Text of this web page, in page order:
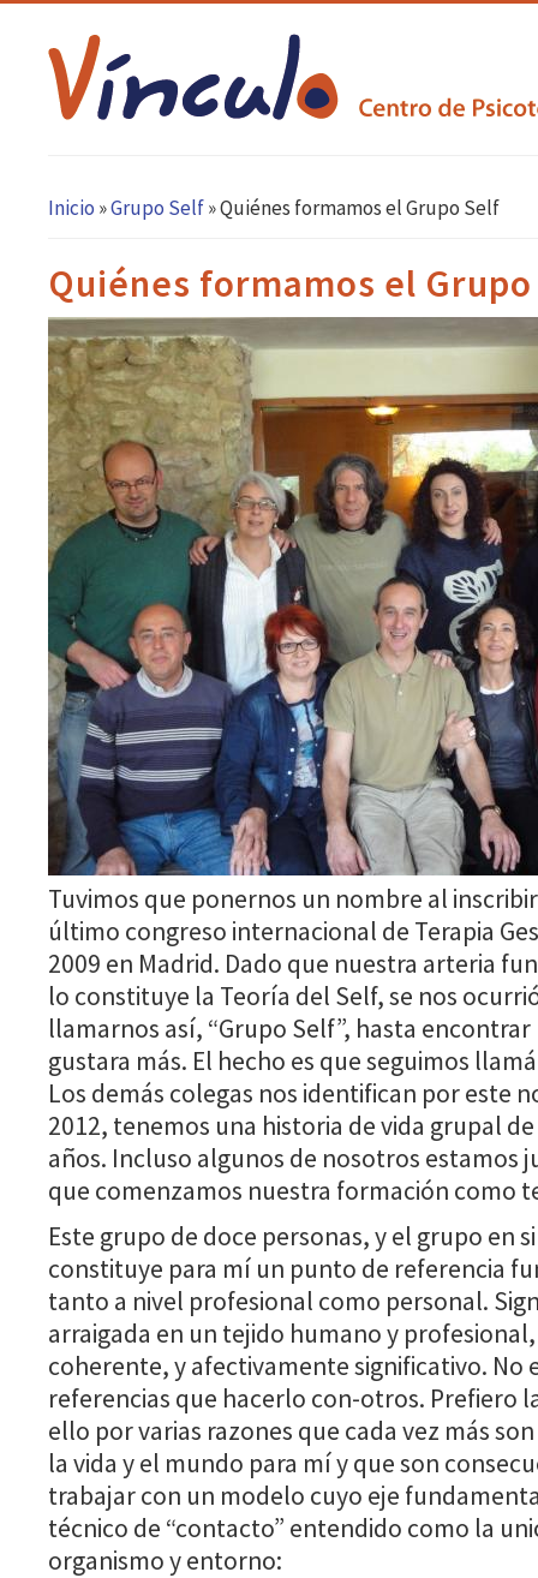
Se encuentra usted aquí
Inicio »Grupo Self»Quiénes formamos el Grupo Self
Quiénes formamos el
Tuvimos que ponernos un nombre al
último congreso internacional de Terapia
2009 en Madrid. Dado que nuestra arteria
lo constituye la Teoría del Self, se nos
llamarnos así, “Grupo Self”, hasta
gustara más. El hecho es que seguimos
Los demás colegas nos identifican por este
2012, tenemos una historia de vida grupal
años. Incluso algunos de nosotros estamos
que comenzamos nuestra formación como
Este grupo de doce personas, y el grupo en
constituye para mí un punto de referencia
tanto a nivel profesional como personal.
arraigada en un tejido humano y
coherente, y afectivamente significativo. No
referencias que hacerlo con-otros. Prefiero
ello por varias razones que cada vez más
la vida y el mundo para mí y que son
trabajar con un modelo cuyo eje
técnico de “contacto” entendido como la
organismo y entorno: